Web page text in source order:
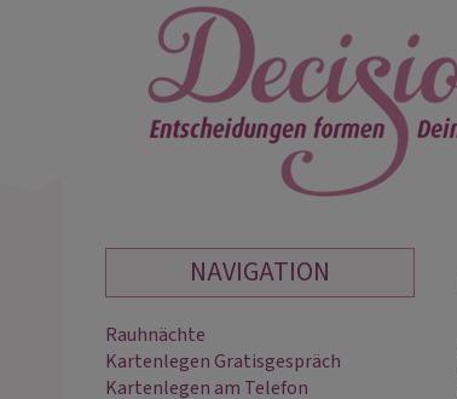
NAVIGATION
Rauhnächte
Kartenlegen Gratisgespräch
Kartenlegen am Telefon